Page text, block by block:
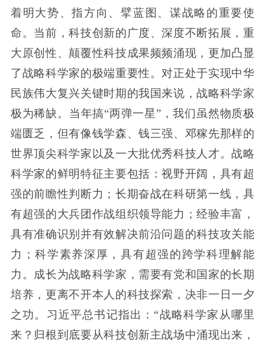
着明大势、指方向、擘蓝图、谋战略的重要使
命。当前，科技创新的广度、深度不断拓展，重
大原创性、颠覆性科技成果频频涌现，更加凸显
了战略科学家的极端重要性。对正处于实现中华
民族伟大复兴关键时期的我国来说，战略科学家
极为稀缺。当年搞“两弹一星”，我们虽然物质极
端匮乏，但有像钱学森、钱三强、邓稼先那样的
世界顶尖科学家以及一大批优秀科技人才。战略
科学家的鲜明特征主要包括：视野开阔，具有超
强的前瞻性判断力；长期奋战在科研第一线，具
有超强的大兵团作战组织领导能力；经验丰富，
具有准确识别并有效解决前沿问题的科技攻关能
力；科学素养深厚，具有超强的跨学科理解能
力。成长为战略科学家，需要有党和国家的长期
培养，更离不开本人的科技探索，决非一日一夕
之功。习近平总书记指出：“战略科学家从哪里
来？归根到底要从科技创新主战场中涌现出来，